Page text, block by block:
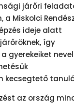
járőri
Miskolci
ideje alatt
így
gyerekeiket
kecsegtető
az ország